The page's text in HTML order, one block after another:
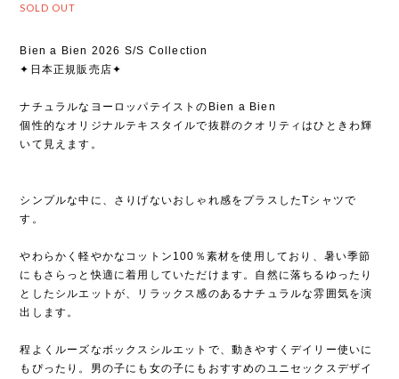
SOLD OUT
Bien a Bien 2026 S/S Collection
✦日本正規販売店✦
ナチュラルなヨーロッパテイストのBien a Bien
個性的なオリジナルテキスタイルで抜群のクオリティはひときわ輝
いて見えます。
シンプルな中に、さりげないおしゃれ感をプラスしたTシャツで
す。
やわらかく軽やかなコットン100％素材を使用しており、暑い季節
にもさらっと快適に着用していただけます。自然に落ちるゆったり
としたシルエットが、リラックス感のあるナチュラルな雰囲気を演
出します。
程よくルーズなボックスシルエットで、動きやすくデイリー使いに
もぴったり。男の子にも女の子にもおすすめのユニセックスデザイ